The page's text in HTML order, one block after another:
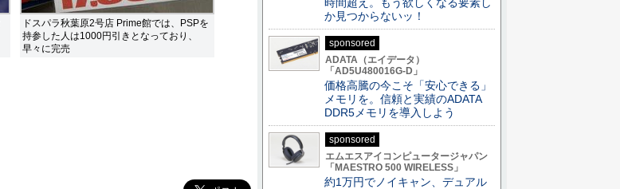
ドスパラ秋葉原2号店 Prime館では、PSPを
持参した人は1000円引きとなっており、
早々に完売
か見つからないッ！
sponsored
ADATA（エイデータ）
「AD5U480016G-D」
価格高騰の今こそ「安心できる」
メモリを。信頼と実績のADATA
DDR5メモリを導入しよう
sponsored
エムエスアイコンピュータージャパン
「MAESTRO 500 WIRELESS」
約1万円でノイキャン、デュアル